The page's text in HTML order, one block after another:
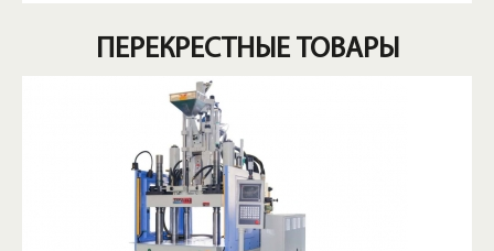
ПЕРЕКРЕСТНЫЕ ТОВАРЫ